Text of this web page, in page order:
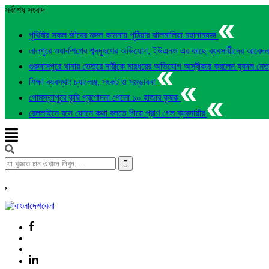
সর্বশেষ সংবাদ
পৃথিবীর সকল জীবের মঙ্গল কামনায় পুঠিয়ার ঝালমালিয়া মহানামযজ্ঞ
লালপুরে ওয়ার্কশপের শব্দদূষণের অভিযোগ, ইউএনও এর কাছে ব্যবসায়ীদের
গুরুদাসপুরে থানার ভেতরে নারীকে মারধরের অভিযোগ অস্বীকার করলেন যুবদল
শিক্ষা ব্যবস্থা: চ্যালেঞ্জ, সংকট ও সম্ভাবনা
গোমস্তাপুরে কৃষি প্রণোদনা পেলো ১০ হাজার কৃষক
রেললাইনে বসে ফোনে কথা বলতে গিয়ে প্রাণ গেল ব্যবসায়ীর
,